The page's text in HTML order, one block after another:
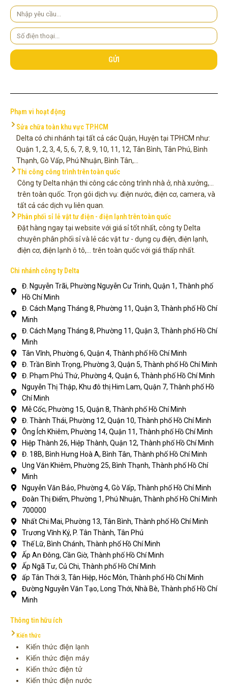
Yêu
cầu
Số
điện
thoại
GỬI
Phạm vi hoạt động
Sửa chữa toàn khu vực TP.HCM
Delta có chi nhánh tại tất cả các Quận, Huyện tại TPHCM như:
Quận 1, 2, 3, 4, 5, 6, 7, 8, 9, 10, 11, 12, Tân Bình, Tân Phú, Bình
Thạnh, Gò Vấp, Phú Nhuận, Bình Tân,...
Thi công công trình trên toàn quốc
Công ty Delta nhận thi công các công trình nhà ở, nhà xưởng,...
trên toàn quốc. Trọn gói dịch vụ: điện nước, điện cơ, camera, và
tất cả các dịch vụ liên quan.
Phân phối sỉ lẻ vật tư điện - điện lạnh trên toàn quốc
Đặt hàng ngay tại website với giá sỉ tốt nhất, công ty Delta
chuyên phân phối sỉ và lẻ các vật tư - dụng cụ điện, điện lạnh,
điện cơ, điện lạnh ô tô,... trên toàn quốc với giá thấp nhất.
Chi nhánh công ty Delta
Đ. Nguyễn Trãi, Phường Nguyễn Cư Trinh, Quận 1, Thành phố
Hồ Chí Minh
Đ. Cách Mạng Tháng 8, Phường 11, Quận 3, Thành phố Hồ Chí
Minh
Đ. Cách Mạng Tháng 8, Phường 11, Quận 3, Thành phố Hồ Chí
Minh
Tân Vĩnh, Phường 6, Quận 4, Thành phố Hồ Chí Minh
Đ. Trần Bình Trọng, Phường 3, Quận 5, Thành phố Hồ Chí Minh
Đ. Phạm Phú Thứ, Phường 4, Quận 6, Thành phố Hồ Chí Minh
Nguyễn Thị Thập, Khu đô thị Him Lam, Quận 7, Thành phố Hồ
Chí Minh
Mễ Cốc, Phường 15, Quận 8, Thành phố Hồ Chí Minh
Đ. Thành Thái, Phường 12, Quận 10, Thành phố Hồ Chí Minh
Ông Ích Khiêm, Phường 14, Quận 11, Thành phố Hồ Chí Minh
Hiệp Thành 26, Hiệp Thành, Quận 12, Thành phố Hồ Chí Minh
Đ. 18B, Bình Hưng Hoà A, Bình Tân, Thành phố Hồ Chí Minh
Ung Văn Khiêm, Phường 25, Bình Thạnh, Thành phố Hồ Chí
Minh
Nguyễn Văn Bảo, Phường 4, Gò Vấp, Thành phố Hồ Chí Minh
Đoàn Thị Điểm, Phường 1, Phú Nhuận, Thành phố Hồ Chí Minh
700000
Nhất Chi Mai, Phường 13, Tân Bình, Thành phố Hồ Chí Minh
Trương Vĩnh Ký, P. Tân Thành, Tân Phú
Thế Lữ, Bình Chánh, Thành phố Hồ Chí Minh
Ấp An Đông, Cần Giờ, Thành phố Hồ Chí Minh
Ấp Ngã Tư, Củ Chi, Thành phố Hồ Chí Minh
ấp Tân Thới 3, Tân Hiệp, Hóc Môn, Thành phố Hồ Chí Minh
Đường Nguyễn Văn Tạo, Long Thới, Nhà Bè, Thành phố Hồ Chí
Minh
Thông tin hữu ích
Kiến thức
Kiến thức điện lạnh
Kiến thức điện máy
Kiến thức điện tử
Kiến thức điện nước